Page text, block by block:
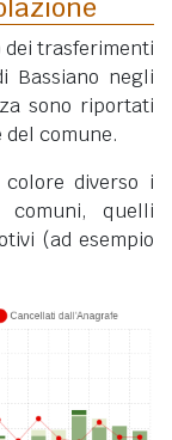
trasferimenti
Bassiano negli
sono riportati
comune.
diverso i
quelli
(ad esempio